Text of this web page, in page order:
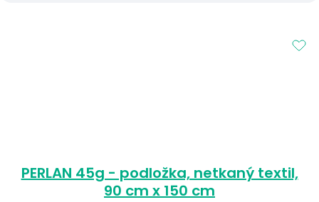
PERLAN 45g - podložka, netkaný textil,
90 cm x 150 cm